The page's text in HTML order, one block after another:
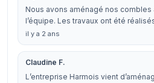
Nous avons aménagé nos
l’équipe. Les travaux ont été
il y a 2 ans
Claudine F.
L’entreprise Harmois vient